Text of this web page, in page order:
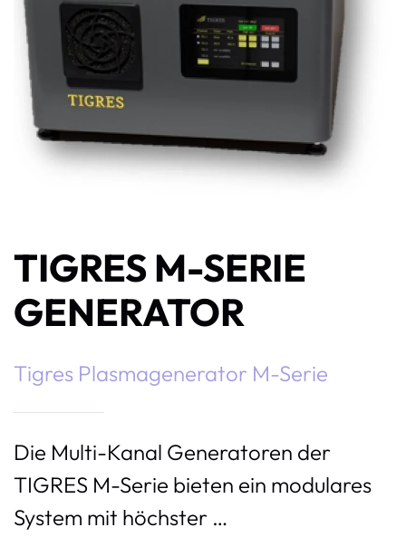
TIGRES M-SERIE
GENERATOR
Tigres Plasmagenerator M-Serie
Die Multi-Kanal Generatoren der
TIGRES M-Serie bieten ein modulares
System mit höchster …